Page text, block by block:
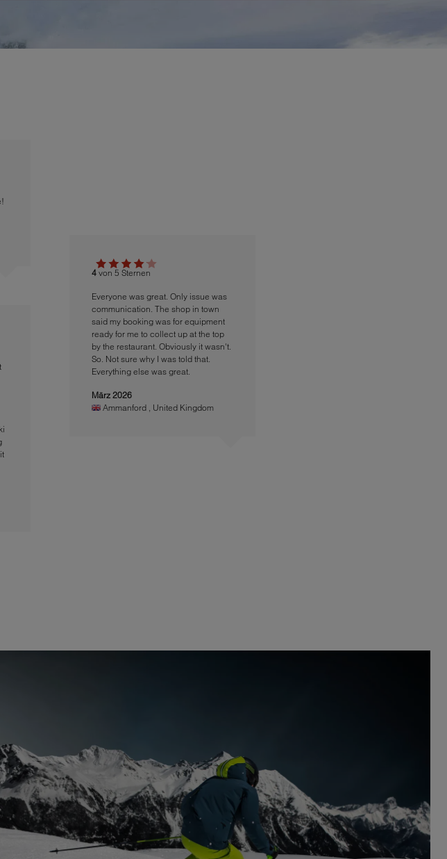
4 von 5 Sternen
Everyone was great. Only issue was
communication. The shop in town
said my booking was for equipment
ready for me to collect up at the top
by the restaurant. Obviously it wasn't.
So. Not sure why I was told that.
Everything else was great.
März 2026
Ammanford
United Kingdom